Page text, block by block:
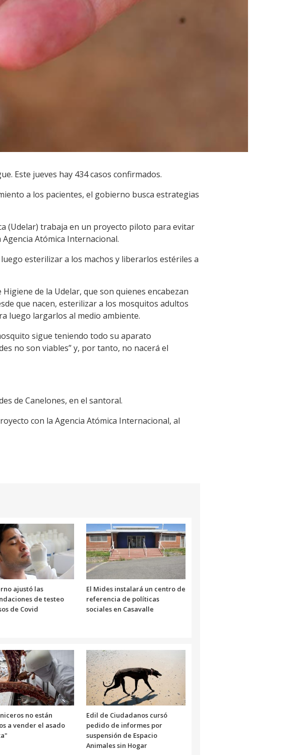
Este jueves hay 434 casos confirmados.
a los pacientes, el gobierno busca estrategias
(Udelar) trabaja en un proyecto piloto para evitar
Atómica Internacional.
esterilizar a los machos y liberarlos estériles a
de la Udelar, que son quienes encabezan
que nacen, esterilizar a los mosquitos adultos
luego largarlos al medio ambiente.
sigue teniendo todo su aparato
no son viables” y, por tanto, no nacerá el
de Canelones, en el santoral.
con la Agencia Atómica Internacional, al
ajustó las
de testeo
de Covid
El Mides instalará un centro de
referencia de políticas
sociales en Casavalle
no están
a vender el asado
Edil de Ciudadanos cursó
pedido de informes por
suspensión de Espacio
Animales sin Hogar